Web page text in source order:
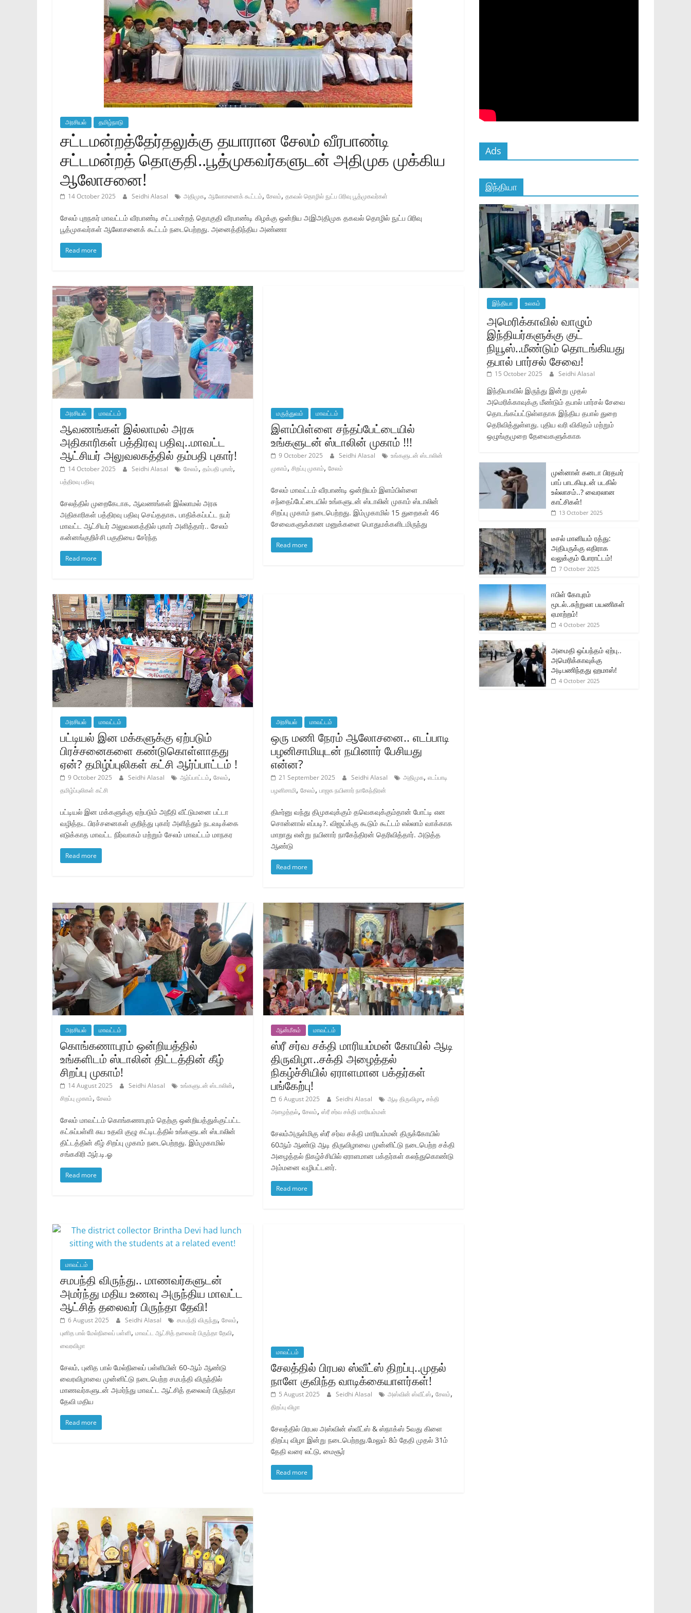
அரசியல் தமிழ்நாடு
சட்டமன்றத்தேர்தலுக்கு தயாரான சேலம் வீரபாண்டி
சட்டமன்றத் தொகுதி..பூத்முகவர்களுடன் அதிமுக முக்கிய
ஆலோசனை!
14 October 2025 Seidhi Alasal அதிமுக, ஆலோசனைக் கூட்டம், சேலம், தகவல் தொழில் நுட்ப பிரிவு பூத்முகவர்கள்
சேலம் புறநகர் மாவட்டம் வீரபாண்டி சட்டமன்றத் தொகுதி வீரபாண்டி கிழக்கு ஒன்றிய அஇஅதிமுக தகவல் தொழில் நுட்ப பிரிவு
பூத்முகவர்கள் ஆலோசனைக் கூட்டம் நடைபெற்றது. அனைத்திந்திய அண்ணா
Read more
அரசியல் மாவட்டம்
ஆவணங்கள் இல்லாமல் அரசு
அதிகாரிகள் பத்திரவு பதிவு..மாவட்ட
ஆட்சியர் அலுவலகத்தில் தம்பதி புகார்!
14 October 2025 Seidhi Alasal சேலம், தம்பதி புகார்,
பத்திரவு பதிவு
சேலத்தில் முறைகேடாக, ஆவணங்கள் இல்லாமல் அரசு
அதிகாரிகள் பத்திரவு பதிவு செய்ததாக, பாதிக்கப்பட்ட நபர்
மாவட்ட ஆட்சியர் அலுவலகத்தில் புகார் அளித்தார்.. சேலம்
கன்னங்குறிச்சி பகுதியை சேர்ந்த
Read more
மருத்துவம் மாவட்டம்
இளம்பிள்ளை சந்தப்பேட்டையில்
உங்களுடன் ஸ்டாலின் முகாம் !!!
9 October 2025 Seidhi Alasal
உங்களுடன் ஸ்டாலின்
முகாம்,சிறப்பு முகாம்,சேலம்
சேலம் மாவட்டம் வீரபாண்டி ஒன்றியம் இளம்பிள்ளை
சந்தைப்பேட்டையில் உங்களுடன் ஸ்டாலின் முகாம் ஸ்டாலின்
சிறப்பு முகாம் நடைபெற்றது. இம்முகாமில் 15 துறைகள் 46
சேவைகளுக்கான மனுக்களை பொதுமக்களிடமிருந்து
Read more
அரசியல் மாவட்டம்
பட்டியல் இன மக்களுக்கு ஏற்படும்
பிரச்சனைகளை கண்டுகொள்ளாதது
ஏன்? தமிழ்ப்புலிகள் கட்சி ஆர்ப்பாட்டம் !
9 October 2025 Seidhi Alasal ஆர்ப்பாட்டம், சேலம்,
தமிழ்ப்புலிகள் கட்சி
பட்டியல் இன மக்களுக்கு ஏற்படும் அநீதி வீட்டுமனை பட்டா
வழித்தட பிரச்சனைகள் குறித்து புகார் அளித்தும் நடவடிக்கை
எடுக்காத மாவட்ட நிர்வாகம் மற்றும் சேலம் மாவட்டம் மாநகர
Read more
அரசியல் மாவட்டம்
ஒரு மணி நேரம் ஆலோசனை.. எடப்பாடி
பழனிசாமியுடன் நயினார் பேசியது
என்ன?
21 September 2025 Seidhi Alasal அதிமுக,எடப்பாடி
பழனிசாமி,சேலம்,பாஜக நயினார் நாகேந்திரன்
திடீர்னு வந்து திமுகவுக்கும் தவெகவுக்கும்தான் போட்டி என
சொன்னால் எப்படி?. விஜய்க்கு கூடும் கூட்டம் எல்லாம் வாக்காக
மாறாது என்று நயினார் நாகேந்திரன் தெரிவித்தார். அடுத்த
ஆண்டு
Read more
அரசியல் மாவட்டம்
கொங்கணாபுரம் ஒன்றியத்தில்
உங்களிடம் ஸ்டாலின் திட்டத்தின் கீழ்
சிறப்பு முகாம்!
14 August 2025 Seidhi Alasal உங்களுடன் ஸ்டாலின்,
சிறப்பு முகாம், சேலம்
சேலம் மாவட்டம் கொங்கணாபுரம் தெற்கு ஒன்றியத்துக்குட்பட்ட
கட்சுப்பள்ளி சுய உதவி குழு கட்டிடத்தில் உங்களுடன் ஸ்டாலின்
திட்டத்தின் கீழ் சிறப்பு முகாம் நடைபெற்றது. இம்முகாமில்
சங்ககிரி ஆர்.டி.ஓ
Read more
ஆன்மீகம் மாவட்டம்
ஸ்ரீ சர்வ சக்தி மாரியம்மன் கோயில் ஆடி
திருவிழா..சக்தி அழைத்தல்
நிகழ்ச்சியில் ஏராளமான பக்தர்கள்
பங்கேற்பு!
6 August 2025 Seidhi Alasal ஆடி திருவிழா,சக்தி
அழைத்தல்,சேலம்,ஸ்ரீ சர்வ சக்தி மாரியம்மன்
சேலம்அருள்மிகு ஸ்ரீ சர்வ சக்தி மாரியம்மன் திருக்கோயில்
60ஆம் ஆண்டு ஆடி திருவிழாவை முன்னிட்டு நடைபெற்ற சக்தி
அழைத்தல் நிகழ்ச்சியில் ஏராளமான பக்தர்கள் கலந்துகொண்டு
அம்மனை வழிபட்டனர்.
Read more
மாவட்டம்
சமபந்தி விருந்து.. மாணவர்களுடன்
அமர்ந்து மதிய உணவு அருந்திய மாவட்ட
ஆட்சித் தலைவர் பிருந்தா தேவி!
6 August 2025 Seidhi Alasal சமபந்தி விருந்து, சேலம்,
புனித பால் மேல்நிலைப் பள்ளி, மாவட்ட ஆட்சித் தலைவர் பிருந்தா தேவி,
வைரவிழா
சேலம், புனித பால் மேல்நிலைப் பள்ளியின் 60-ஆம் ஆண்டு
வைரவிழாவை முன்னிட்டு நடைபெற்ற சமபந்தி விருந்தில்
மாணவர்களுடன் அமர்ந்து மாவட்ட ஆட்சித் தலைவர் பிருந்தா
தேவி மதிய
Read more
மாவட்டம்
சேலத்தில் பிரபல ஸ்வீட்ஸ் திறப்பு..முதல்
நாளே குவிந்த வாடிக்கையாளர்கள்!
5 August 2025 Seidhi Alasal அஸ்வின் ஸ்வீட்ஸ்,சேலம்,
திறப்பு விழா
சேலத்தில் பிரபல அஸ்வின் ஸ்வீட்ஸ் & ஸ்நாக்ஸ் 5வது கிளை
திறப்பு விழா இன்று நடைபெற்றது.மேலும் 8ம் தேதி முதல் 31ம்
தேதி வரை லட்டு, மைசூர்
Read more
Ads
இந்தியா
இந்தியா உலகம்
அமெரிக்காவில் வாழும்
இந்தியர்களுக்கு குட்
நியூஸ்..மீண்டும் தொடங்கியது
தபால் பார்சல் சேவை!
15 October 2025 Seidhi Alasal
இந்தியாவில் இருந்து இன்று முதல்
அமெரிக்காவுக்கு மீண்டும் தபால் பார்சல் சேவை
தொடங்கப்பட்டுள்ளதாக இந்திய தபால் துறை
தெரிவித்துள்ளது. புதிய வரி விகிதம் மற்றும்
ஒழுங்குமுறை தேவைகளுக்காக
முன்னாள் கனடா பிரதமர்
பாப் பாடகியுடன் படகில்
உல்லாசம்..? வைரலான
காட்சிகள்!
13 October 2025
டீசல் மானியம் ரத்து:
அதிபருக்கு எதிராக
வலுக்கும் போராட்டம்!
7 October 2025
ஈபிள் கோபுரம்
மூடல்..சுற்றுலா பயணிகள்
ஏமாற்றம்!
4 October 2025
அமைதி ஒப்பந்தம் ஏற்பு..
அமெரிக்காவுக்கு
அடிபணிந்தது ஹமாஸ்!
4 October 2025